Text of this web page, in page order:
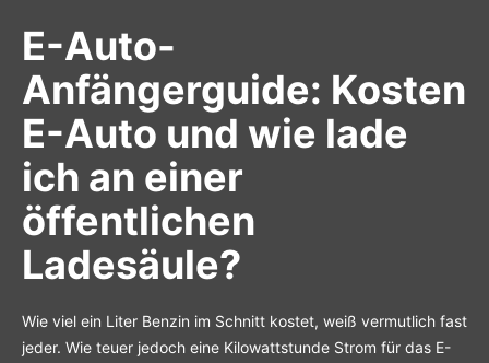
E-Auto-
Anfängerguide: Kosten
E-Auto und wie lade
ich an einer
öffentlichen
Ladesäule?
Wie viel ein Liter Benzin im Schnitt kostet, weiß vermutlich fast
jeder. Wie teuer jedoch eine Kilowattstunde Strom für das E-